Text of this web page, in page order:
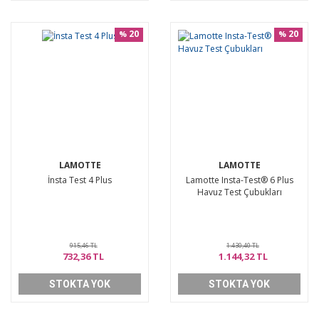
LAMOTTE
İnsta Test 4 Plus
% 20
915,46 TL
732,36 TL
STOKTA YOK
LAMOTTE
Lamotte Insta-Test® 6 Plus
Havuz Test Çubukları
% 20
1.430,40 TL
1.144,32 TL
STOKTA YOK